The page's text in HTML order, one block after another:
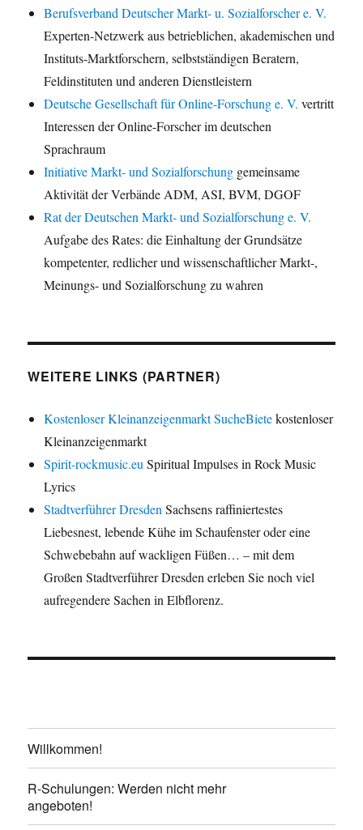
Berufsverband Deutscher Markt- u. Sozialforscher e. V.
Experten-Netzwerk aus betrieblichen, akademischen und
Instituts-Marktforschern, selbstständigen Beratern,
Feldinstituten und anderen Dienstleistern
Deutsche Gesellschaft für Online-Forschung e. V. vertritt
Interessen der Online-Forscher im deutschen
Sprachraum
Initiative Markt- und Sozialforschung gemeinsame
Aktivität der Verbände ADM, ASI, BVM, DGOF
Rat der Deutschen Markt- und Sozialforschung e. V.
Aufgabe des Rates: die Einhaltung der Grundsätze
kompetenter, redlicher und wissenschaftlicher Markt-,
Meinungs- und Sozialforschung zu wahren
WEITERE LINKS (PARTNER)
Kostenloser Kleinanzeigenmarkt SucheBietekostenloser
Kleinanzeigenmarkt
Spirit-rockmusic.eu Spiritual Impulses in Rock Music
Lyrics
Stadtverführer Dresden Sachsens raffiniertestes
Liebesnest, lebende Kühe im Schaufenster oder eine
Schwebebahn auf wackligen Füßen… – mit dem
Großen Stadtverführer Dresden erleben Sie noch viel
aufregendere Sachen in Elbflorenz.
Willkommen!
R-Schulungen: Werden nicht mehr
angeboten!